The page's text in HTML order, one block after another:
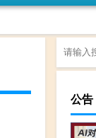
公告